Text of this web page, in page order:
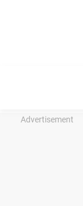
Advertisement